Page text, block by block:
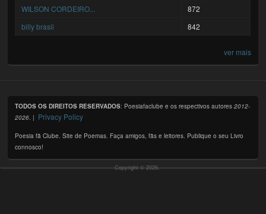
WILSON CORDEIRO...
872
billy brasil
842
ver mais
TODOS OS DIREITOS RESERVADOS: Poesiafaclube e os respectivos autores2012-
2026. | Privacy Policy
Poesia fã Clube. Site de Poemas. Faça amigos, fãs e leitores. Publique o seu Livro
connosco!
Copyright © 2026,